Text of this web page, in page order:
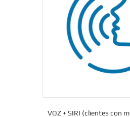
VOZ + SIRI (clientes con